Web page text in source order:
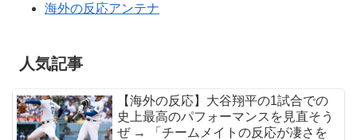
海外の反応アンテナ
人気記事
【海外の反応】大谷翔平の1試合での
史上最高のパフォーマンスを見直そう
ぜ → 「チームメイトの反応が凄さを